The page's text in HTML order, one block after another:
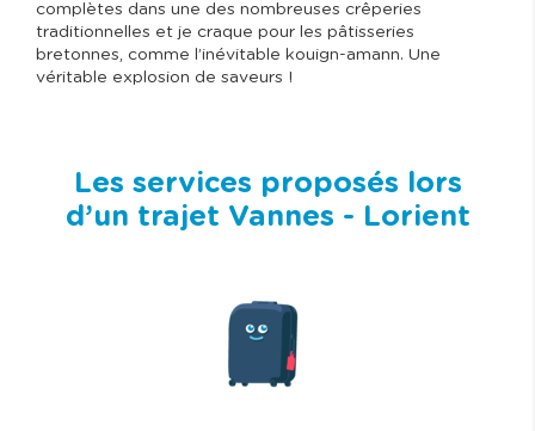
complètes dans une des nombreuses crêperies
traditionnelles et je craque pour les pâtisseries
bretonnes, comme l’inévitable kouign-amann. Une
véritable explosion de saveurs !
Les services proposés lors
d’un trajet Vannes - Lorient